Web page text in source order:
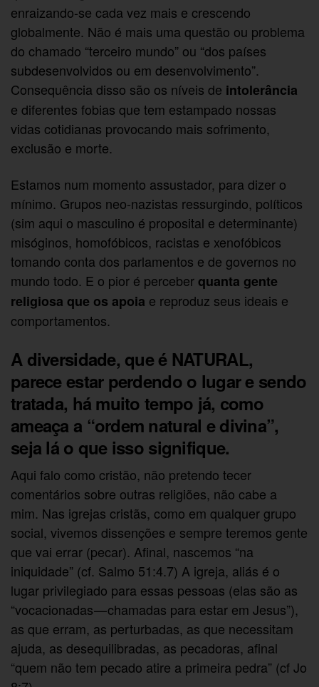
enraizando-se cada vez mais e crescendo
globalmente. Não é mais uma questão ou problema
do chamado “terceiro mundo” ou “dos países
subdesenvolvidos ou em desenvolvimento”.
Consequência disso são os níveis de intolerância
e diferentes fobias que tem estampado nossas
vidas cotidianas provocando mais sofrimento,
exclusão e morte.
Estamos num momento assustador, para dizer o
mínimo. Grupos neo-nazistas ressurgindo, políticos
(sim aqui o masculino é proposital e determinante)
misóginos, homofóbicos, racistas e xenofóbicos
tomando conta dos parlamentos e de governos no
mundo todo. E o pior é perceber quanta gente
religiosa que os apoia e reproduz seus ideais e
comportamentos.
A diversidade, que é NATURAL,
parece estar perdendo o lugar e sendo
tratada, há muito tempo já, como
ameaça a “ordem natural e divina”,
seja lá o que isso signifique.
Aqui falo como cristão, não pretendo tecer
comentários sobre outras religiões, não cabe a
mim. Nas igrejas cristãs, como em qualquer grupo
social, vivemos dissenções e sempre teremos gente
que vai errar (pecar). Afinal, nascemos “na
iniquidade” (cf. Salmo 51:4.7) A igreja, aliás é o
lugar privilegiado para essas pessoas (elas são as
“vocacionadas — chamadas para estar em Jesus”),
as que erram, as perturbadas, as que necessitam
ajuda, as desequilibradas, as pecadoras, afinal
“quem não tem pecado atire a primeira pedra” (cf Jo